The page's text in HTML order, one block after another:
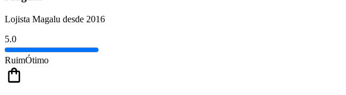
Lojista Magalu desde 2016
5.0
RuimÓtimo